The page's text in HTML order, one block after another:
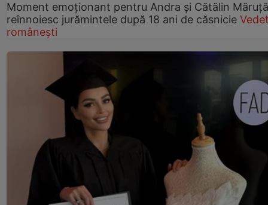
Moment emoționant pentru Andra și Cătălin
reînnoiesc jurămintele după 18 ani de căsnicie
românești